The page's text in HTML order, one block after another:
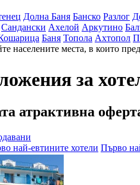
Долна Баня Банско Разлог
Сандански Ахелой Аркутино
Баня Топола Ахтопол
населените места, в които
за
атрактивна
най-евтините хотели Първо